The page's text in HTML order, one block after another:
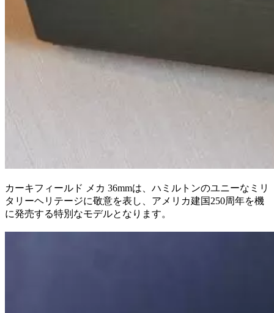
カーキフィールド メカ 36mmは、ハミルトンのユニーなミリ
タリーヘリテージに敬意を表し、アメリカ建国250周年を機
に発売する特別なモデルとなります。